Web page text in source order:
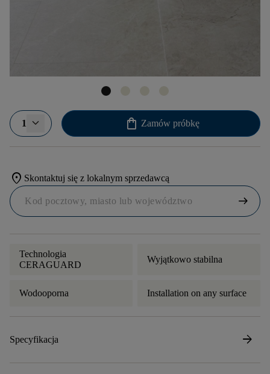
1 shopping_bag Zamów próbkę
location_on Skontaktuj się z lokalnym sprzedawcą
arrow_right_alt
Technologia
CERAGUARD
Wyjątkowo stabilna
Wodooporna Installation on any surface
Specyfikacja arrow_forward